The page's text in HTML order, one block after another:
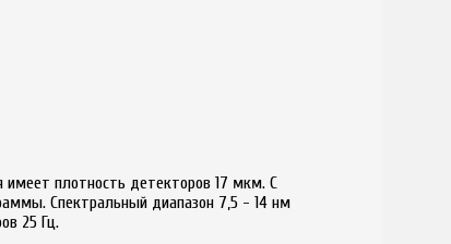
имеет плотность детекторов 17 мкм. С
Спектральный диапазон 7,5 - 14 нм
25 Гц.